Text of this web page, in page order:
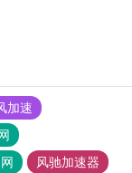
加速
风驰加速器